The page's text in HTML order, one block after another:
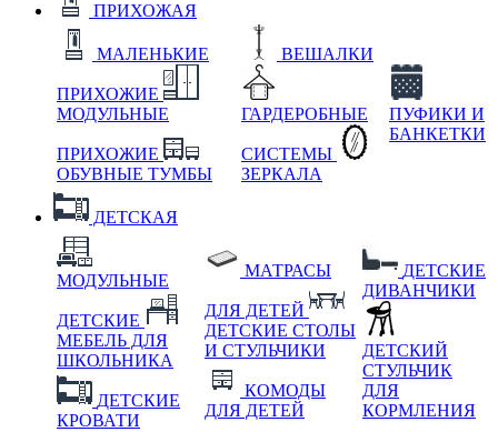
ПРИХОЖАЯ
МАЛЕНЬКИЕ
ПРИХОЖИЕ
МОДУЛЬНЫЕ
ПРИХОЖИЕ
ОБУВНЫЕ ТУМБЫ
ВЕШАЛКИ
ГАРДЕРОБНЫЕ
СИСТЕМЫ
ЗЕРКАЛА
ПУФИКИ И
БАНКЕТКИ
ДЕТСКАЯ
МОДУЛЬНЫЕ
ДЕТСКИЕ
МЕБЕЛЬ ДЛЯ
ШКОЛЬНИКА
ДЕТСКИЕ
КРОВАТИ
МАТРАСЫ
ДЛЯ ДЕТЕЙ
ДЕТСКИЕ СТОЛЫ
И СТУЛЬЧИКИ
КОМОДЫ
ДЛЯ ДЕТЕЙ
ДЕТСКИЕ
ДИВАНЧИКИ
ДЕТСКИЙ
СТУЛЬЧИК
ДЛЯ
КОРМЛЕНИЯ